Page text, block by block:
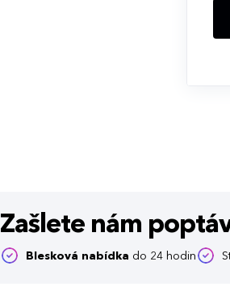
Zašlete nám
Blesková nabídka do 24 hodin